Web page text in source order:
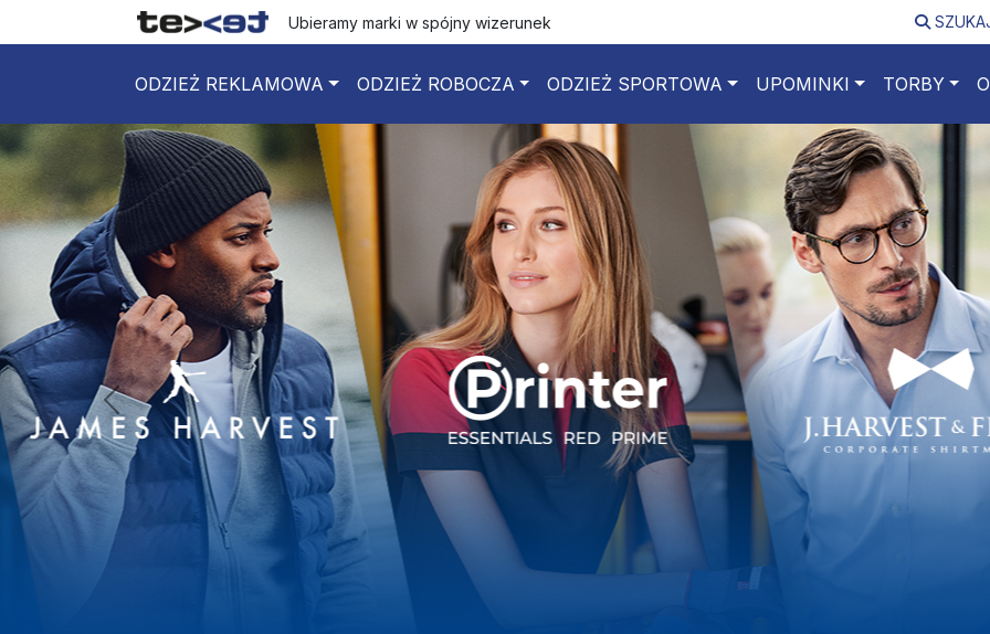
Ubieramy marki w spójny wizerunek
ODZIEŻ REKLAMOWA ODZIEŻ ROBOCZA ODZIEŻ SPORTOWA UPOMINKI TORBY
poprzedni